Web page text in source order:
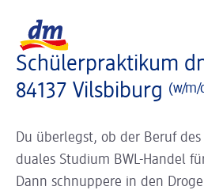
Schülerpraktikum
84137 Vilsbiburg (w/m/
Du überlegst, ob der Beruf
duales Studium BWL-Handel
Dann schnuppere in den